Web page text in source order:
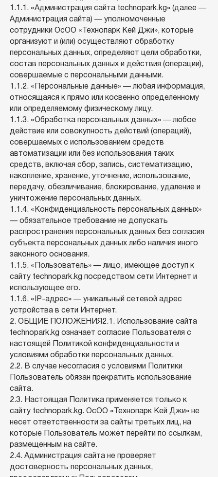
1.1.1. «Администрация сайта technopark.kg» (далее —
Администрация сайта) — уполномоченные
сотрудники ОсОО «Технопарк Кей Джи», которые
организуют и (или) осуществляют обработку
персональных данных, определяют цели обработки,
состав персональных данных и действия (операции),
совершаемые с персональными данными.
1.1.2. «Персональные данные» — любая информация,
относящаяся к прямо или косвенно определенному
или определяемому физическому лицу.
1.1.3. «Обработка персональных данных» — любое
действие или совокупность действий (операций),
совершаемых с использованием средств
автоматизации или без использования таких
средств, включая сбор, запись, систематизацию,
накопление, хранение, уточнение, использование,
передачу, обезличивание, блокирование, удаление и
уничтожение персональных данных.
1.1.4. «Конфиденциальность персональных данных»
— обязательное требование не допускать
распространения персональных данных без согласия
субъекта персональных данных либо наличия иного
законного основания.
1.1.5. «Пользователь» — лицо, имеющее доступ к
сайту technopark.kg посредством сети Интернет и
использующее его.
1.1.6. «IP-адрес» — уникальный сетевой адрес
устройства в сети Интернет.
2. ОБЩИЕ ПОЛОЖЕНИЯ2.1. Использование сайта
technopark.kg означает согласие Пользователя с
настоящей Политикой конфиденциальности и
условиями обработки персональных данных.
2.2. В случае несогласия с условиями Политики
Пользователь обязан прекратить использование
сайта.
2.3. Настоящая Политика применяется только к
сайту technopark.kg. ОсОО «Технопарк Кей Джи» не
несет ответственности за сайты третьих лиц, на
которые Пользователь может перейти по ссылкам,
размещенным на сайте.
2.4. Администрация сайта не проверяет
достоверность персональных данных,